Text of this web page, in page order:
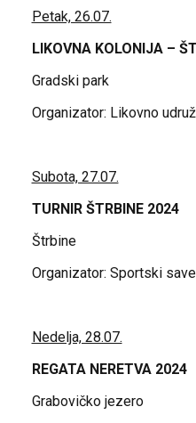
Petak, 26.07.
LIKOVNA KOLONIJA –
Gradski park
Organizator: Likovno
Subota, 27.07.
TURNIR ŠTRBINE 2024
Štrbine
Organizator: Sportski
Nedelja, 28.07.
REGATA NERETVA 2024
Grabovičko jezero